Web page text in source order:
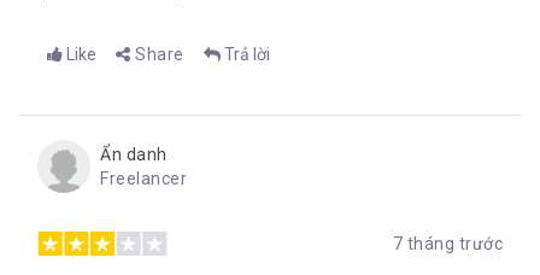
Like Share Trả lời
Ẩn danh
Freelancer
7 tháng trước